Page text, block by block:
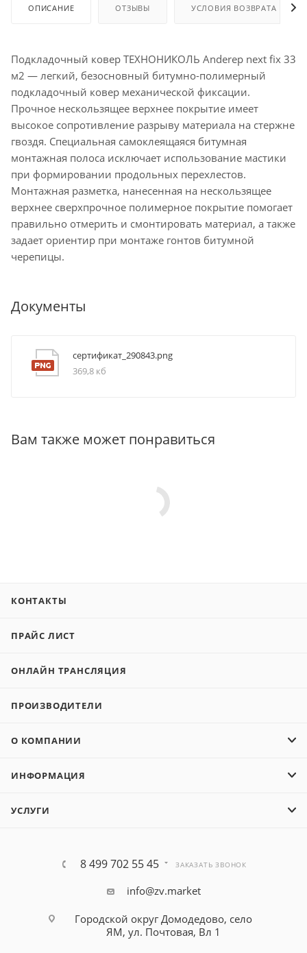
ОПИСАНИЕ ОТЗЫВЫ УСЛОВИЯ ВОЗВРАТА
Подкладочный ковер ТЕХНОНИКОЛЬ Anderep next fix 33
м2 — легкий, безосновный битумно-полимерный
подкладочный ковер механической фиксации.
Прочное нескользящее верхнее покрытие имеет
высокое сопротивление разрыву материала на стержне
гвоздя. Специальная самоклеящаяся битумная
монтажная полоса исключает использование мастики
при формировании продольных перехлестов.
Монтажная разметка, нанесенная на нескользящее
верхнее сверхпрочное полимерное покрытие помогает
правильно отмерить и смонтировать материал, а также
задает ориентир при монтаже гонтов битумной
черепицы.
Документы
сертификат_290843.png
369,8 кб
Вам также может понравиться
КОНТАКТЫ
ПРАЙС ЛИСТ
ОНЛАЙН ТРАНСЛЯЦИЯ
ПРОИЗВОДИТЕЛИ
О КОМПАНИИ
ИНФОРМАЦИЯ
УСЛУГИ
8 499 702 55 45 ЗАКАЗАТЬ ЗВОНОК
info@zv.market
Городской округ Домодедово, село
ЯМ, ул. Почтовая, Вл 1